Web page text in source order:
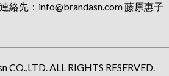
連絡先： info@brandasn.com藤原惠子
ALL RIGHTS RESERVED.